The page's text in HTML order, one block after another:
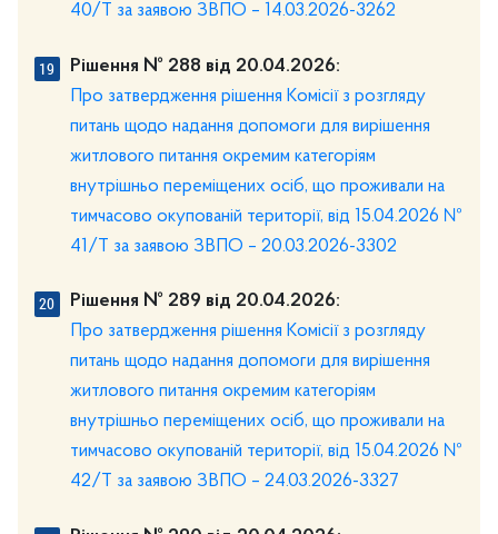
40/Т за заявою ЗВПО – 14.03.2026-3262
Рішення № 288 від 20.04.2026:
Про затвердження рішення Комісії з розгляду
питань щодо надання допомоги для вирішення
житлового питання окремим категоріям
внутрішньо переміщених осіб, що проживали на
тимчасово окупованій території, від 15.04.2026 №
41/Т за заявою ЗВПО – 20.03.2026-3302
Рішення № 289 від 20.04.2026:
Про затвердження рішення Комісії з розгляду
питань щодо надання допомоги для вирішення
житлового питання окремим категоріям
внутрішньо переміщених осіб, що проживали на
тимчасово окупованій території, від 15.04.2026 №
42/Т за заявою ЗВПО – 24.03.2026-3327